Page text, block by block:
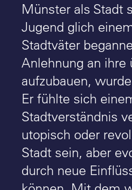
Münster als Stadt
Jugend glich
Stadtväter
Anlehnung an ihre
aufzubauen,
Er fühlte sich
Stadtverständnis
utopisch oder
Stadt sein, aber
durch neue